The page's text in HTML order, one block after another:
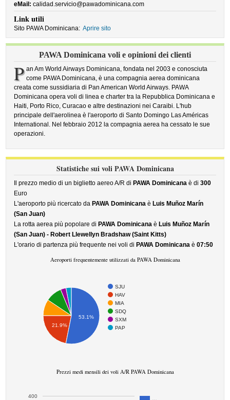
eMail: calidad.servicio@pawadominicana.com
Link utili
Sito PAWA Dominicana: Aprire sito
PAWA Dominicana voli e opinioni dei clienti
P an Am World Airways Dominicana, fondata nel 2003 e conosciuta
come PAWA Dominicana, è una compagnia aerea dominicana
creata come sussidiaria di Pan American World Airways. PAWA
Dominicana opera voli di linea e charter tra la Repubblica Dominicana e
Haiti, Porto Rico, Curacao e altre destinazioni nei Caraibi. L'hub
principale dell'aerolinea è l'aeroporto di Santo Domingo Las Américas
International. Nel febbraio 2012 la compagnia aerea ha cessato le sue
operazioni.
Statistiche sui voli PAWA Dominicana
Il prezzo medio di un biglietto aereo A/R di PAWA Dominicana è di300
Euro
L'aeroporto più ricercato da PAWA Dominicana è Luis Muñoz Marín
(San Juan)
La rotta aerea più popolare di PAWA Dominicana è Luis Muñoz Marín
(San Juan) - Robert Llewellyn Bradshaw (Saint Kitts)
L'orario di partenza più frequente nei voli di PAWA Dominicana è07:50
Aeroporti frequentemente utilizzati da PAWA Dominicana
SJU
HAV
MIA
SDQ
SXM
PAP
21.9%
53.1%
Prezzi medi mensili dei voli A/R PAWA Dominicana
400